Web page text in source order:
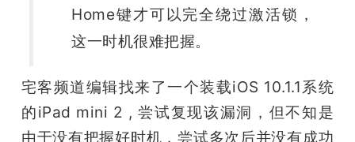
Home键才可以完全绕过激活锁，
这一时机很难把握。
宅客频道编辑找来了一个装载iOS 10.1.1系统
的iPad mini 2 , 尝试复现该漏洞，但不知是
由于没有把握好时机，尝试多次后并没有成功